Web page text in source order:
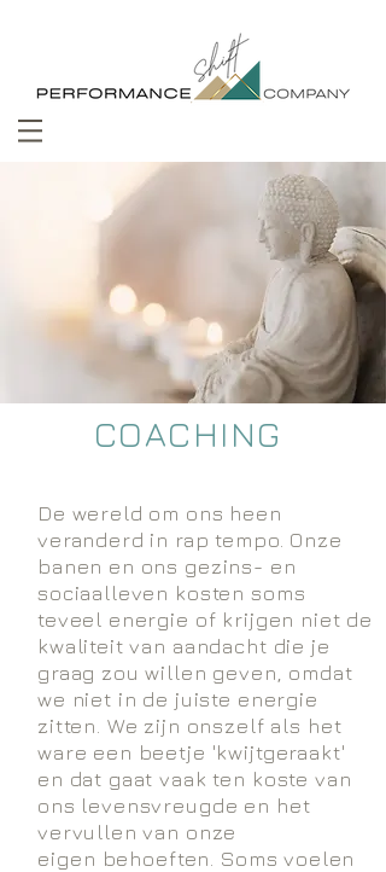
COACHING
De wereld om ons heen
veranderd in rap tempo. Onze
banen en ons gezins- en
sociaalleven kosten soms
teveel energie of krijgen niet de
kwaliteit van aandacht die je
graag zou willen geven, omdat
we niet in de juiste energie
zitten. We zijn onszelf als het
ware een beetje 'kwijtgeraakt'
en dat gaat vaak ten koste van
ons levensvreugde en het
vervullen van onze
eigen behoeften. Soms voelen